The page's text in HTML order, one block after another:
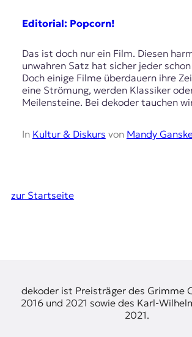
Editorial: Popcorn!
Das ist doch nur ein Film. Diesen
unwahren Satz hat sicher jeder
Doch einige Filme überdauern ihre
eine Strömung, werden Klassiker
Meilensteine. Bei dekoder tauchen
In Kultur & Diskurs von Mandy
zur Startseite
dekoder ist Preisträger des Grimme
2016 und 2021 sowie des Karl-
2021.